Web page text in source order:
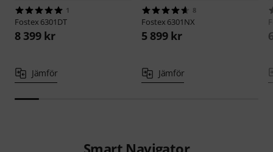
1
Fostex 6301DT
8 399 kr
Jämför
8
Fostex 6301NX
5 899 kr
Jämför